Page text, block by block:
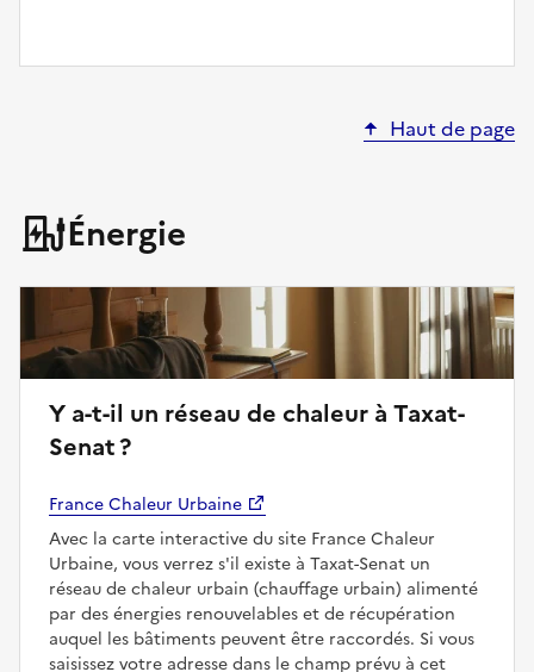
Haut de page
Énergie
Y a-t-il un réseau de chaleur à Taxat-
Senat ?
France Chaleur Urbaine
Avec la carte interactive du site France Chaleur
Urbaine, vous verrez s'il existe à Taxat-Senat un
réseau de chaleur urbain (chauffage urbain) alimenté
par des énergies renouvelables et de récupération
auquel les bâtiments peuvent être raccordés. Si vous
saisissez votre adresse dans le champ prévu à cet